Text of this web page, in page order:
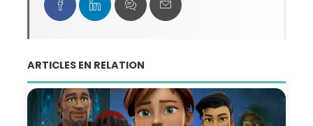
ARTICLES EN RELATION